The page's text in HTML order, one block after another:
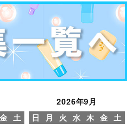
金 土
2026年9月
日
月 火 水 木 金 土